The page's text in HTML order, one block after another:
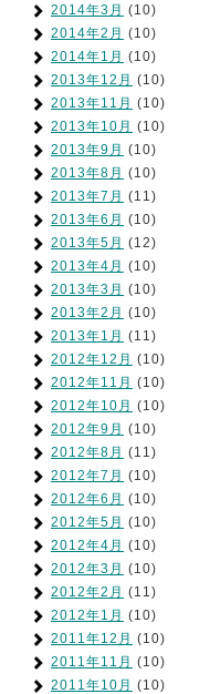
2014年3月 (10)
2014年2月 (10)
2014年1月 (10)
2013年12月 (10)
2013年11月 (10)
2013年10月 (10)
2013年9月 (10)
2013年8月 (10)
2013年7月 (11)
2013年6月 (10)
2013年5月 (12)
2013年4月 (10)
2013年3月 (10)
2013年2月 (10)
2013年1月 (11)
2012年12月 (10)
2012年11月 (10)
2012年10月 (10)
2012年9月 (10)
2012年8月 (11)
2012年7月 (10)
2012年6月 (10)
2012年5月 (10)
2012年4月 (10)
2012年3月 (10)
2012年2月 (11)
2012年1月 (10)
2011年12月 (10)
2011年11月 (10)
2011年10月 (10)